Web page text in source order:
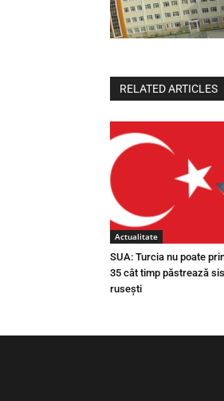
RELATED ARTICLES
Actualitate
SUA: Turcia nu poate
35 cât timp păstrează
rusești